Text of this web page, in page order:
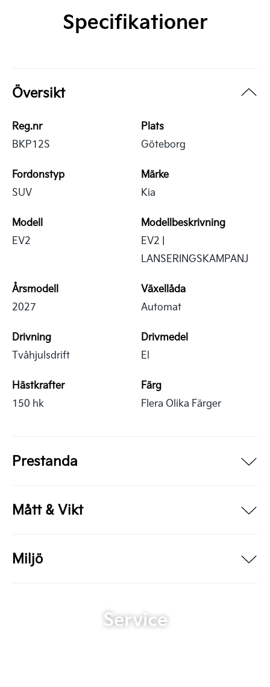
Specifikationer
Översikt
Reg.nr
BKP12S
Plats
Göteborg
Fordonstyp
SUV
Märke
Kia
Modell
EV2
Modellbeskrivning
EV2 |
LANSERINGSKAMPANJ
Årsmodell
2027
Växellåda
Automat
Drivning
Tvåhjulsdrift
Drivmedel
El
Hästkrafter
150 hk
Färg
Flera Olika Färger
Prestanda
Mått & Vikt
Miljö
Service